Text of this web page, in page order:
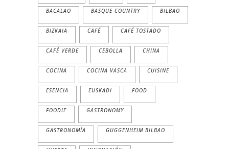
BACALAO BASQUE COUNTRY BILBAO
BIZKAIA CAFÉ CAFÉ TOSTADO
CAFÉ VERDE CEBOLLA CHINA
COCINA COCINA VASCA CUISINE
ESENCIA EUSKADI FOOD
FOODIE GASTRONOMY
GASTRONOMÍA GUGGENHEIM BILBAO